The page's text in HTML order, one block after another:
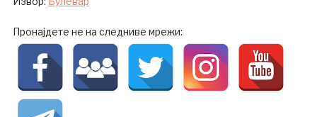
Пронајдете не на следниве мрежи: